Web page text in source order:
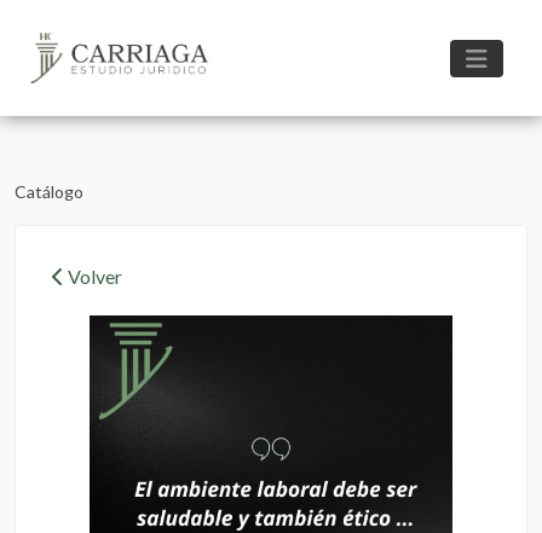
Catálogo
Volver